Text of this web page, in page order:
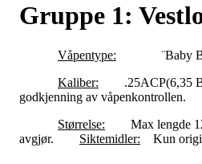
Gruppe 1:
Våpentype: ¨Baby
Kaliber: .25ACP(6,35
godkjenning av våpenkontrollen.
Størrelse: Max lengde
avgjør. Siktemidler: Kun